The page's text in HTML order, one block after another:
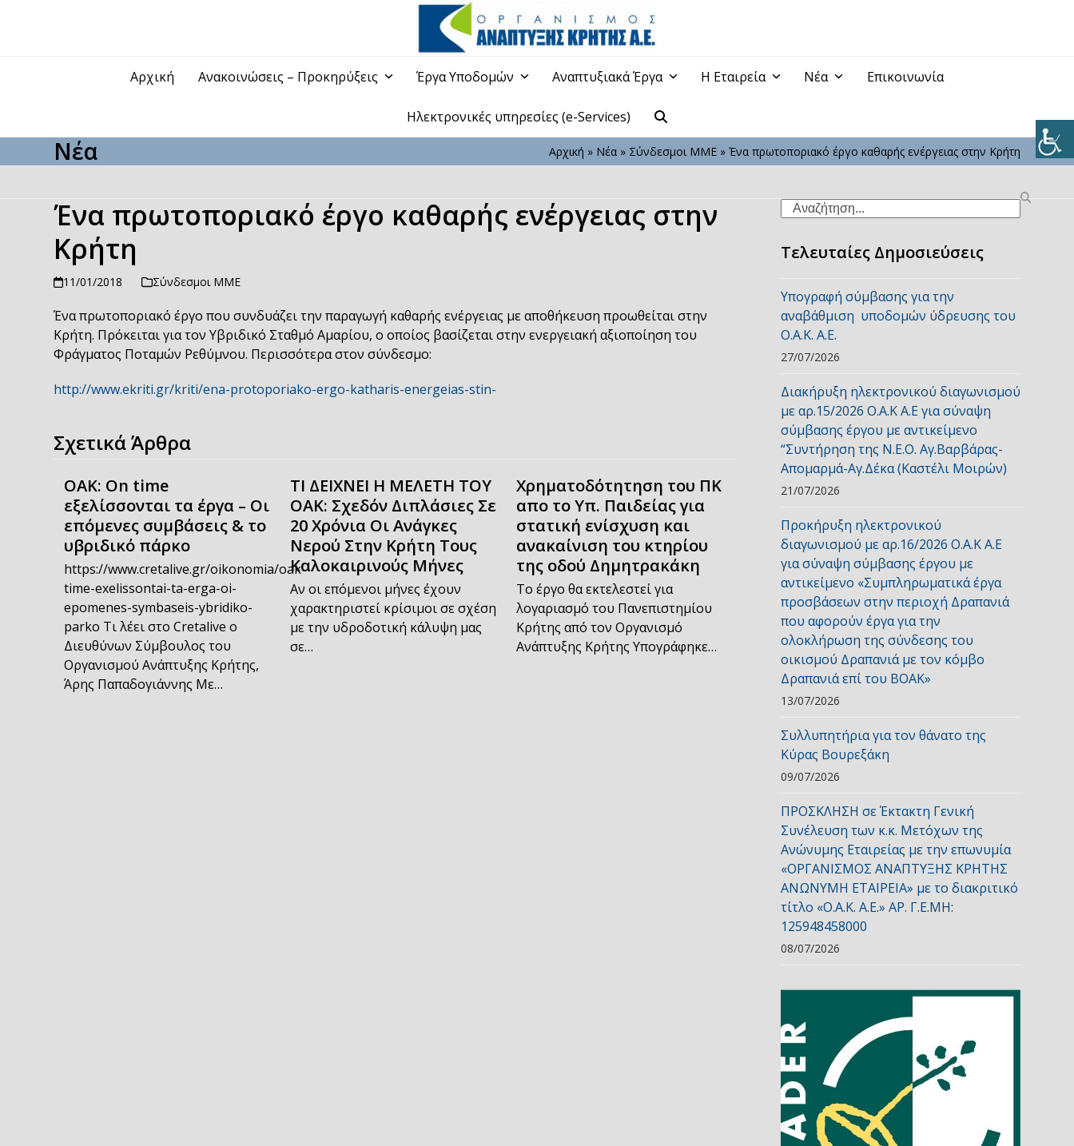
Αρχική
Ανακοινώσεις – Προκηρύξεις Έργα Υποδομών Αναπτυξιακά Έργα Η Εταιρεία Νέα Επικοινωνία
Ηλεκτρονικές υπηρεσίες (e-Services)
Νέα Αρχική » Νέα» Σύνδεσμοι ΜΜΕ» Ένα πρωτοποριακό έργο καθαρής ενέργειας στην Κρήτη
Ένα πρωτοποριακό έργο καθαρής ενέργειας στην
Κρήτη
11/01/2018 Σύνδεσμοι ΜΜΕ
Ένα πρωτοποριακό έργο που συνδυάζει την παραγωγή καθαρής ενέργειας με αποθήκευση προωθείται στην
Κρήτη. Πρόκειται για τον Υβριδικό Σταθμό Αμαρίου, ο οποίος βασίζεται στην ενεργειακή αξιοποίηση του
Φράγματος Ποταμών Ρεθύμνου. Περισσότερα στον σύνδεσμο:
http://www.ekriti.gr/kriti/ena-protoporiako-ergo-katharis-energeias-stin-
Σχετικά Άρθρα
OAK: On time
εξελίσσονται τα έργα – Οι
επόμενες συμβάσεις & το
υβριδικό πάρκο
https://www.cretalive.gr/oikonomia/oak-
time-exelissontai-ta-erga-oi-
epomenes-symbaseis-ybridiko-
parko Τι λέει στο Cretalive ο
Διευθύνων Σύμβουλος του
Οργανισμού Ανάπτυξης Κρήτης,
Άρης Παπαδογιάννης Με…
ΤΙ ΔΕΙΧΝΕΙ Η ΜΕΛΕΤΗ ΤΟΥ
ΟΑΚ: Σχεδόν Διπλάσιες Σε
20 Χρόνια Οι Ανάγκες
Νερού Στην Κρήτη Τους
Καλοκαιρινούς Μήνες
Αν οι επόμενοι μήνες έχουν
χαρακτηριστεί κρίσιμοι σε σχέση
με την υδροδοτική κάλυψη μας
σε…
Χρηματοδότητηση του ΠΚ
απο το Υπ. Παιδείας για
στατική ενίσχυση και
ανακαίνιση του κτηρίου
της οδού Δημητρακάκη
Το έργο θα εκτελεστεί για
λογαριασμό του Πανεπιστημίου
Κρήτης από τον Οργανισμό
Ανάπτυξης Κρήτης Υπογράφηκε…
Search
Τελευταίες Δημοσιεύσεις
Υπογραφή σύμβασης για την
αναβάθμιση υποδομών ύδρευσης του
Ο.Α.Κ. Α.Ε.
27/07/2026
Διακήρυξη ηλεκτρονικού διαγωνισμού
με αρ.15/2026 Ο.Α.Κ Α.Ε για σύναψη
σύμβασης έργου με αντικείμενο
“Συντήρηση της Ν.Ε.Ο. Αγ.Βαρβάρας-
Απομαρμά-Αγ.Δέκα (Καστέλι Μοιρών)
21/07/2026
Προκήρυξη ηλεκτρονικού
διαγωνισμού με αρ.16/2026 Ο.Α.Κ Α.Ε
για σύναψη σύμβασης έργου με
αντικείμενο «Συμπληρωματικά έργα
προσβάσεων στην περιοχή Δραπανιά
που αφορούν έργα για την
ολοκλήρωση της σύνδεσης του
οικισμού Δραπανιά με τον κόμβο
Δραπανιά επί του ΒΟΑΚ»
13/07/2026
Συλλυπητήρια για τον θάνατο της
Κύρας Βουρεξάκη
09/07/2026
ΠΡΟΣΚΛΗΣΗ σε Έκτακτη Γενική
Συνέλευση των κ.κ. Μετόχων της
Ανώνυμης Εταιρείας με την επωνυμία
«ΟΡΓΑΝΙΣΜΟΣ ΑΝΑΠΤΥΞΗΣ ΚΡΗΤΗΣ
ΑΝΩΝΥΜΗ ΕΤΑΙΡΕΙΑ» με το διακριτικό
τίτλο «Ο.Α.Κ. Α.Ε.» ΑΡ. Γ.Ε.ΜΗ:
125948458000
08/07/2026